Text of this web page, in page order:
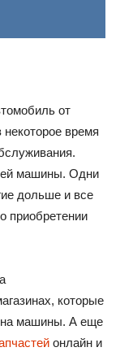
от
некоторое время
машины. Одни
дольше и все
приобретении
которые
на машины. А еще
онлайн и